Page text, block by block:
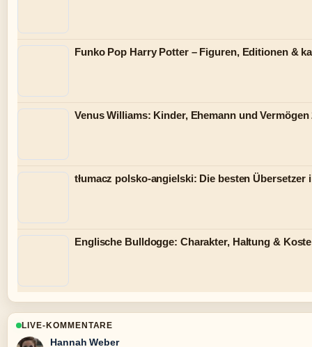
Funko Pop Harry Potter – Figuren, Editionen &
Venus Williams: Kinder, Ehemann und Vermögen
tłumacz polsko-angielski: Die besten Übersetzer
Englische Bulldogge: Charakter, Haltung &
LIVE-KOMMENTARE
Hannah Weber